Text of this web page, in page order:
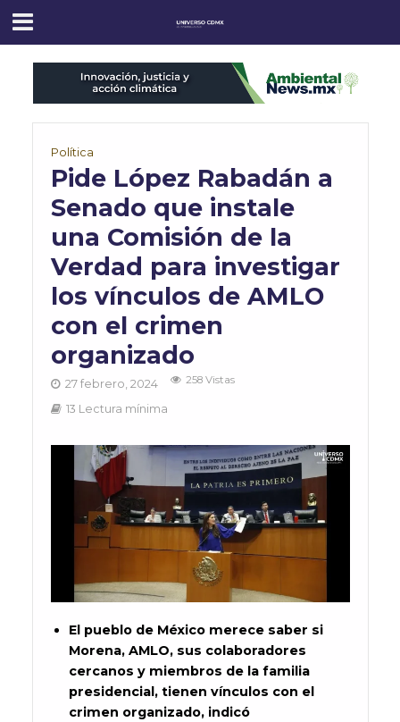
Política
Pide López Rabadán a
Senado que instale
una Comisión de la
Verdad para investigar
los vínculos de AMLO
con el crimen
organizado
27 febrero, 2024 258 Vistas
13 Lectura mínima
El pueblo de México merece saber si
Morena, AMLO, sus colaboradores
cercanos y miembros de la familia
presidencial, tienen vínculos con el
crimen organizado, indicó